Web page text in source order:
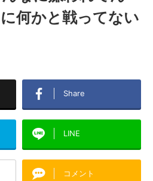
何かと戦ってない
Share
LINE
コメント